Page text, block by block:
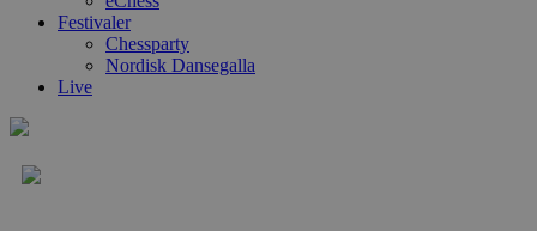
Festivaler
Chessparty
Nordisk Dansegalla
Live